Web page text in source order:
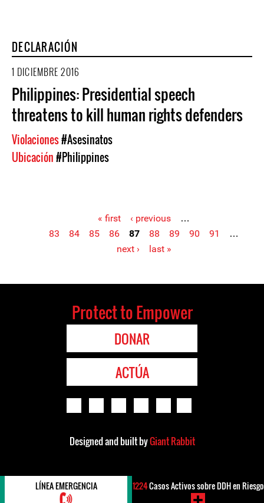
DECLARACIÓN
1 DICIEMBRE 2016
Philippines: Presidential speech
threatens to kill human rights defenders
Violaciones#Asesinatos
Ubicación#Philippines
« first ‹ previous
…
83
84 85 86 87 88 89 90 91
…
next ›
last »
Protect to Empower
DONAR
ACTÚA
Designed and built byGiant Rabbit
LÍNEA EMERGENCIA 1224Casos Activos sobre DDH en Riesgo